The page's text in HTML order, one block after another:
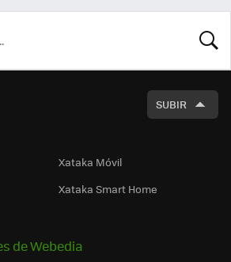
SUBIR
Xataka Móvil
Xataka Smart Home
de Webedia